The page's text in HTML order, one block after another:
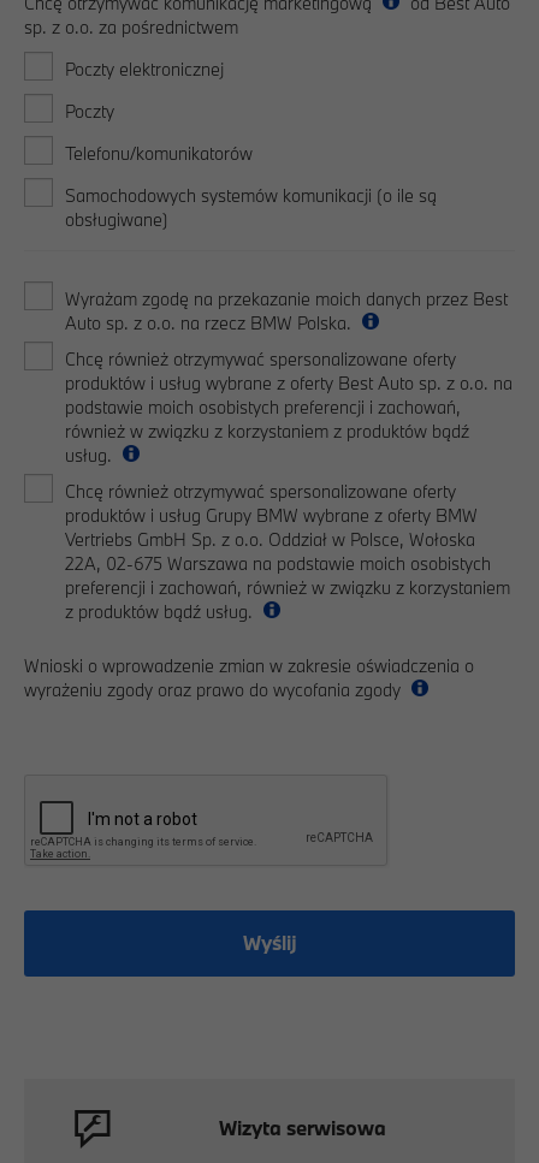
sp. z o.o. za pośrednictwem
Poczty elektronicznej
Poczty
Telefonu/komunikatorów
Samochodowych systemów komunikacji (o ile są
obsługiwane)
Wyrażam zgodę na przekazanie moich danych przez Best
Auto sp. z o.o. na rzecz BMW Polska.
Chcę również otrzymywać spersonalizowane oferty
produktów i usług wybrane z oferty Best Auto sp. z o.o. na
podstawie moich osobistych preferencji i zachowań,
również w związku z korzystaniem z produktów bądź
usług.
Chcę również otrzymywać spersonalizowane oferty
produktów i usług Grupy BMW wybrane z oferty BMW
Vertriebs GmbH Sp. z o.o. Oddział w Polsce, Wołoska
22A, 02-675 Warszawa na podstawie moich osobistych
preferencji i zachowań, również w związku z korzystaniem
z produktów bądź usług.
Wnioski o wprowadzenie zmian w zakresie oświadczenia o
wyrażeniu zgody oraz prawo do wycofania zgody
Wyślij
Wizyta serwisowa